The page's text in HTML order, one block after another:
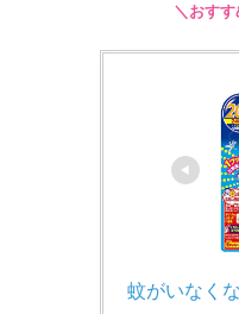
＼おす
蚊がいなく